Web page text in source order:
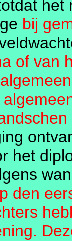
bij
of van
het
den